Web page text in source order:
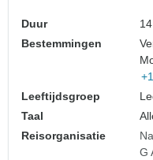
Duur
Bestemmingen
Leeftijdsgroep
Taal
Reisorganisatie
G